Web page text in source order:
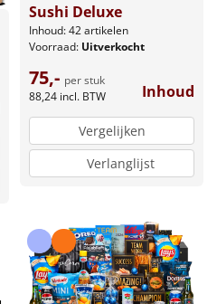
Sushi Deluxe
Inhoud: 42 artikelen
Voorraad: Uitverkocht
75,- per stuk
88,24 incl. BTW Inhoud
Vergelijken
Verlanglijst